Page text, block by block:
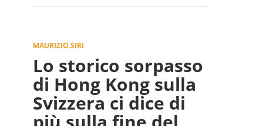
MAURIZIO.SIRI
Lo storico sorpasso
di Hong Kong sulla
Svizzera ci dice di